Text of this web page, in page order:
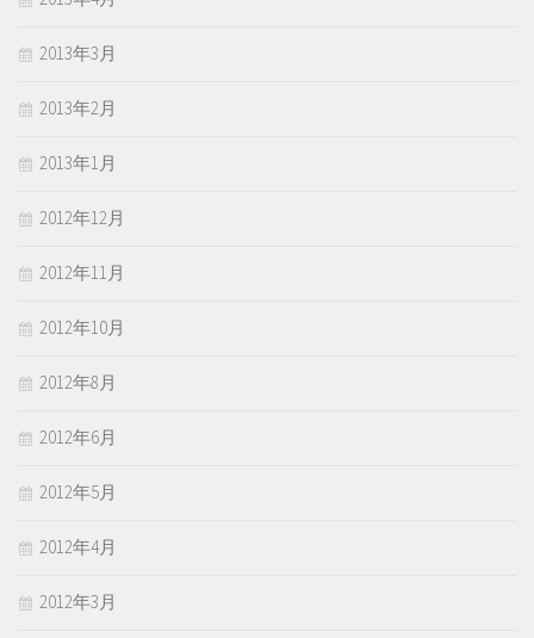
2013年3月
2013年2月
2013年1月
2012年12月
2012年11月
2012年10月
2012年8月
2012年6月
2012年5月
2012年4月
2012年3月